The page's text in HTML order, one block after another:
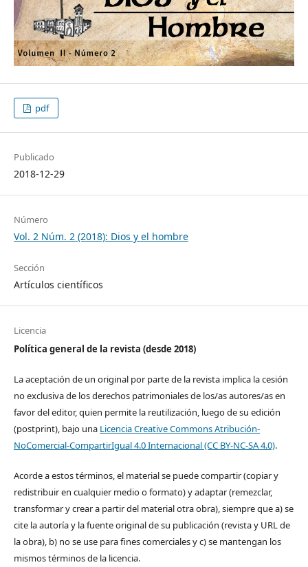
pdf
Publicado
2018-12-29
Número
Vol. 2 Núm. 2 (2018): Dios y el hombre
Sección
Artículos científicos
Licencia
Política general de la revista (desde 2018)
La aceptación de un original por parte de la revista implica la cesión
no exclusiva de los derechos patrimoniales de los/as autores/as en
favor del editor, quien permite la reutilización, luego de su edición
(postprint), bajo una Licencia Creative Commons Atribución-
NoComercial-CompartirIgual 4.0 Internacional (CC BY-NC-SA 4.0).
Acorde a estos términos, el material se puede compartir (copiar y
redistribuir en cualquier medio o formato) y adaptar (remezclar,
transformar y crear a partir del material otra obra), siempre que a) se
cite la autoría y la fuente original de su publicación (revista y URL de
la obra), b) no se use para fines comerciales y c) se mantengan los
mismos términos de la licencia.